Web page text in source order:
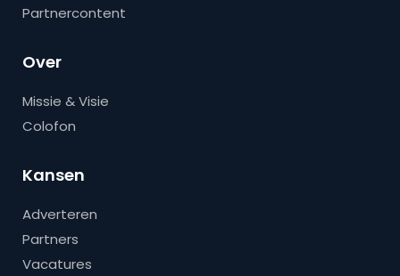
Partnercontent
Over
Missie & Visie
Colofon
Kansen
Adverteren
Partners
Vacatures